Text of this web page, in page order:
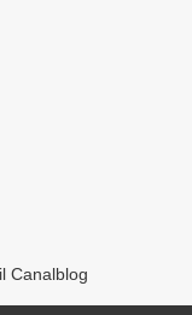
Canalblog